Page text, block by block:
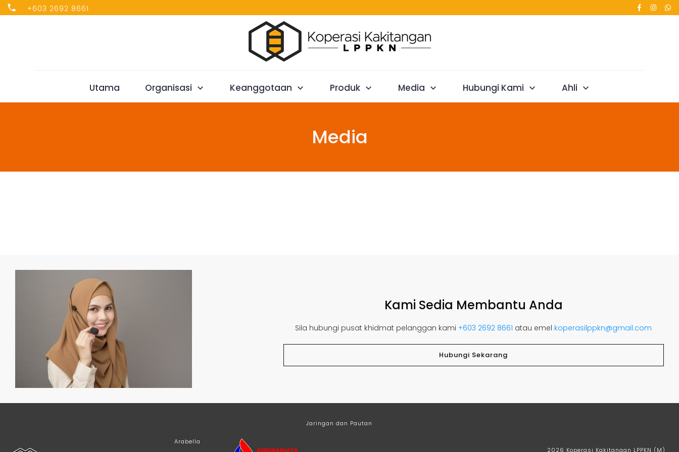
+603 2692 8661
Utama Organisasi Keanggotaan Produk Media Hubungi Kami Ahli
Media
Kami Sedia Membantu Anda
Sila hubungi pusat khidmat pelanggan kami+603 2692 8661 atau emel koperasilppkn@gmail.com
Hubungi Sekarang
Jaringan dan Pautan
Arabella
2026 Koperasi Kakitangan LPPKN (M)